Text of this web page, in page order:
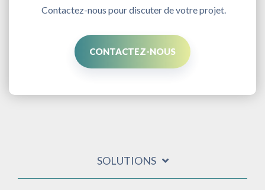
Contactez-nous pour discuter de votre projet.
CONTACTEZ-NOUS
SOLUTIONS